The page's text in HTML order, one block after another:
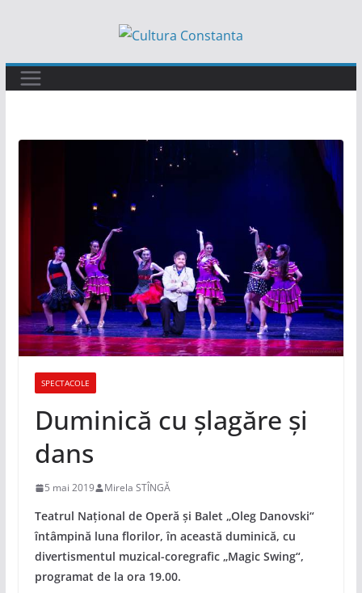
conținut
SPECTACOLE
Duminică cu șlagăre și
dans
5 mai 2019 Mirela STÎNGĂ
Teatrul Național de Operă și Balet „Oleg Danovski“
întâmpină luna florilor, în această duminică, cu
divertismentul muzical-coregrafic „Magic Swing“,
programat de la ora 19.00.